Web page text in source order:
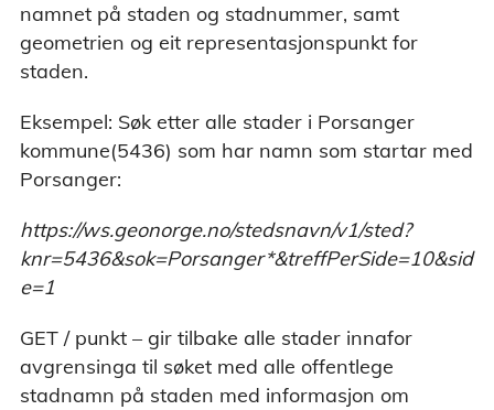
namnet på staden og stadnummer, samt
geometrien og eit representasjonspunkt for
staden.
Eksempel: Søk etter alle stader i Porsanger
kommune(5436) som har namn som startar med
Porsanger:
https://ws.geonorge.no/stedsnavn/v1/sted?
knr=5436&sok=Porsanger*&treffPerSide=10&sid
e=1
GET / punkt – gir tilbake alle stader innafor
avgrensinga til søket med alle offentlege
stadnamn på staden med informasjon om